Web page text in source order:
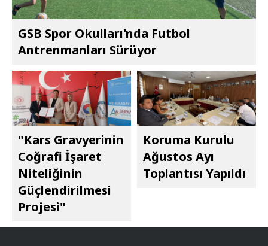
GSB Spor Okulları'nda Futbol
Antrenmanları Sürüyor
"Kars Gravyerinin
Coğrafi İşaret
Niteliğinin
Güçlendirilmesi
Projesi"
Koruma Kurulu
Ağustos Ayı
Toplantısı Yapıldı